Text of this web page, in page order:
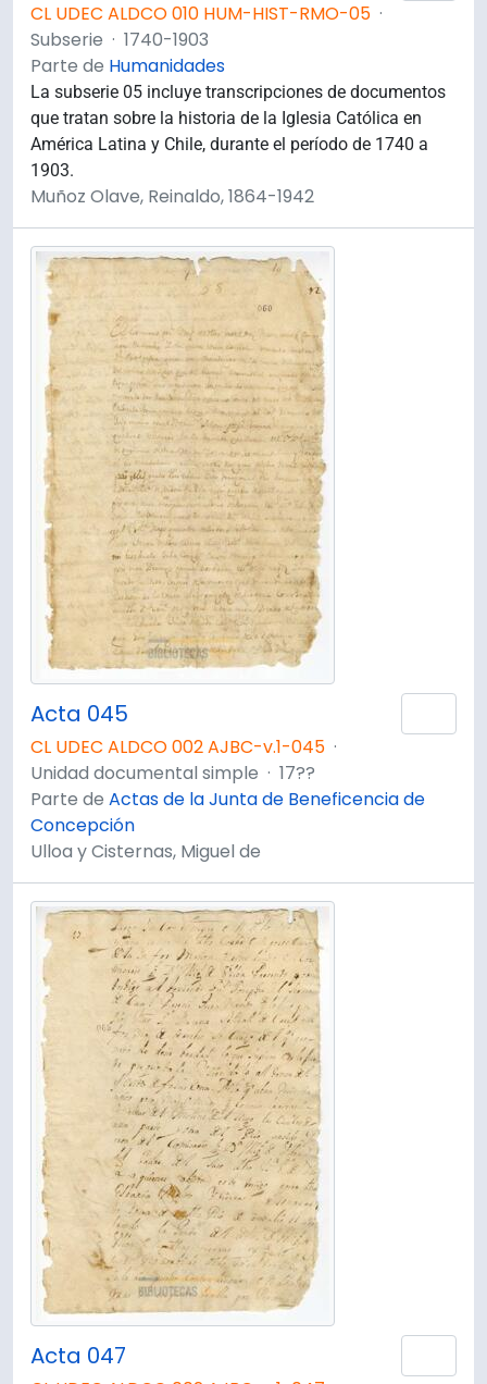
CL UDEC ALDCO 010 HUM-HIST-RMO-05 ·
Subserie · 1740-1903
Parte de Humanidades
La subserie 05 incluye transcripciones de documentos
que tratan sobre la historia de la Iglesia Católica en
América Latina y Chile, durante el período de 1740 a
1903.
Muñoz Olave, Reinaldo, 1864-1942
Acta 045
CL UDEC ALDCO 002 AJBC-v.1-045 ·
Unidad documental simple · 17??
Parte de Actas de la Junta de Beneficencia de
Concepción
Ulloa y Cisternas, Miguel de
Acta 047